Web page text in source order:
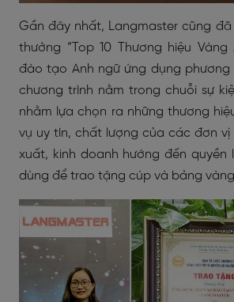
Gần đây nhất, Langmaster cũng đã
thưởng “Top 10 Thương hiệu Vàng
đào tạo Anh ngữ ứng dụng phương
chương trình nằm trong chuỗi sự
nhằm lựa chọn ra những thương
vụ uy tín, chất lượng của các đơn vị
xuất, kinh doanh hướng đến quyền
dùng để trao tặng cúp và bảng